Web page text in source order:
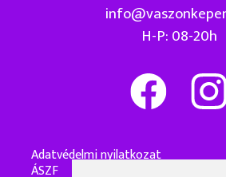
H-P: 08-20h
Adatvédelmi nyilatkozat
ÁSZF